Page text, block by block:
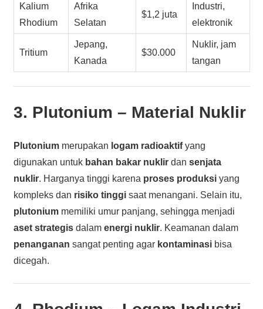
Kalium
Rhodium
Afrika
Selatan
$1,2 juta
Industri,
elektronik
Tritium
Jepang,
Kanada
$30.000
Nuklir, jam
tangan
3. Plutonium – Material Nuklir
Plutoniummerupakan logam radioaktifyang
digunakan untuk bahan bakar nuklirdan senjata
nuklir. Harganya tinggi karena proses produksiyang
kompleks dan risiko tinggisaat menangani. Selain itu,
plutoniummemiliki umur panjang, sehingga menjadi
aset strategisdalam energi nuklir. Keamanan dalam
penanganan sangat penting agar kontaminasibisa
dicegah.